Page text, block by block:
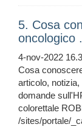
5. Cosa
oncologico
4-nov-2022
Cosa
articolo, notizia,
domande
colorettale
/sites/portale/